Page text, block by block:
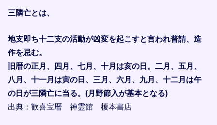
三隣亡とは、
地支即ち十二支の活動が凶変を起こすと言われ普請、造
作を忌む。
旧暦の正月、四月、七月、十月は亥の日。二月、五月、
八月、十一月は寅の日、三月、六月、九月、十二月は午
の日が三隣亡に当る。(月野節入が基本となる)
出典：歓喜宝暦 神霊館 榎本書店